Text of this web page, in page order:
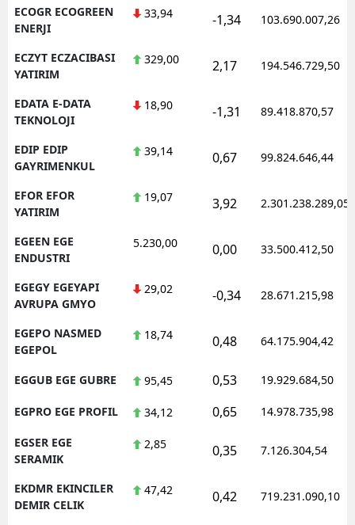
ECOGR ECOGREEN
ENERJI
33,94 -1,34 103.690.007,26
ECZYT ECZACIBASI
YATIRIM
329,00 2,17 194.546.729,50
EDATA E-DATA
TEKNOLOJI
18,90 -1,31 89.418.870,57
EDIP EDIP
GAYRIMENKUL
39,14 0,67 99.824.646,44
EFOR EFOR
YATIRIM
19,07 3,92 2.301.238.289,05
EGEEN EGE
ENDUSTRI
5.230,00 0,00 33.500.412,50
EGEGY EGEYAPI
AVRUPA GMYO
29,02 -0,34 28.671.215,98
EGEPO NASMED
EGEPOL
18,74 0,48 64.175.904,42
EGGUB EGE GUBRE 95,45 0,53 19.929.684,50
EGPRO EGE PROFIL 34,12 0,65 14.978.735,98
EGSER EGE
SERAMIK
2,85 0,35 7.126.304,54
EKDMR EKINCILER
DEMIR CELIK
47,42 0,42 719.231.090,10